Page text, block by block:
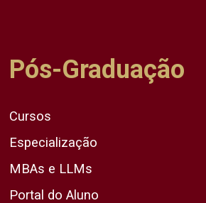
Pós-Graduação
Cursos
Especialização
MBAs e LLMs
Portal do Aluno